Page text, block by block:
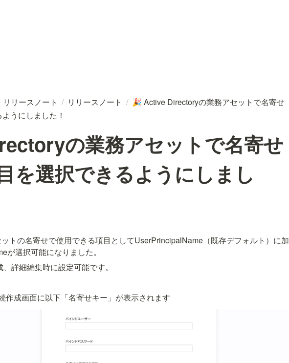
リリースノート / リリースノート / 🎉 Active Directoryの業務アセットで名寄せ
うにしました！
の業務アセットで名寄せ
を選択できるようにしまし
トの名寄せで使用できる項目としてUserPrincipalName（既存デフォルト）に加
が選択可能になりました。
詳細編集時に設定可能です。
作成画面に以下「名寄せキー」が表示されます